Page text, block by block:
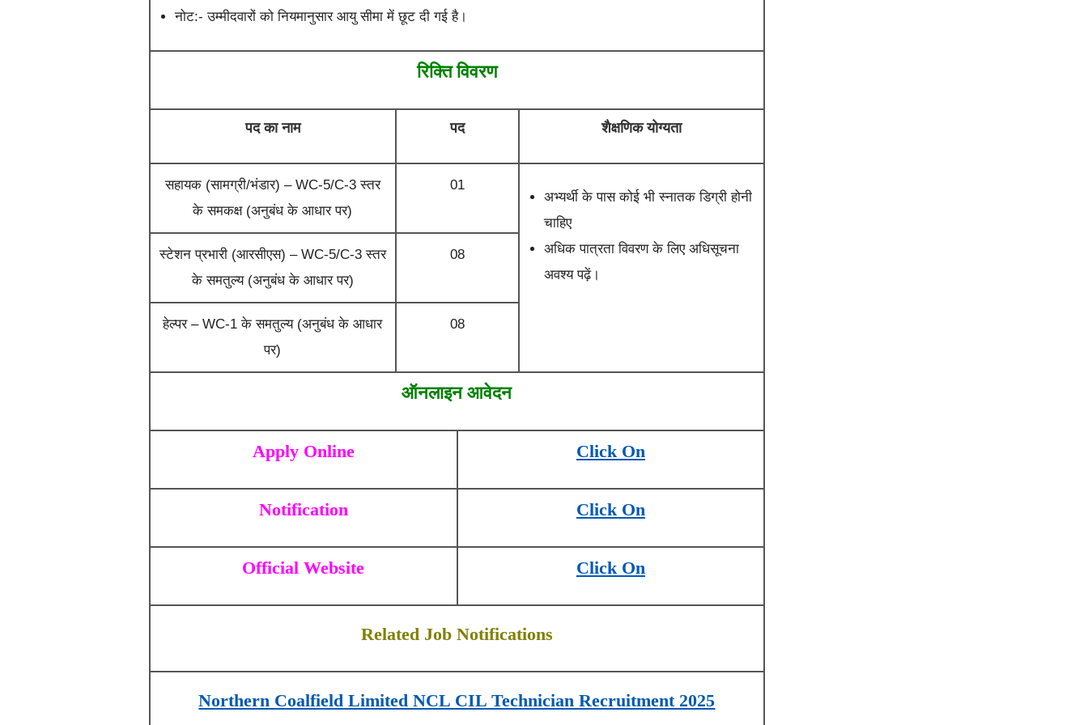
नोट:- उम्मीदवारों को नियमानुसार आयु सीमा में छूट दी गई है।
रिक्ति विवरण
पद का नाम पद शैक्षणिक योग्यता
सहायक (सामग्री/भंडार) – WC-5/C-3 स्तर
के समकक्ष (अनुबंध के आधार पर)
01
अभ्यर्थी के पास कोई भी स्नातक डिग्री होनी
चाहिए
अधिक पात्रता विवरण के लिए अधिसूचना
अवश्य पढ़ें।
स्टेशन प्रभारी (आरसीएस) – WC-5/C-3 स्तर
के समतुल्य (अनुबंध के आधार पर)
08
हेल्पर – WC-1 के समतुल्य (अनुबंध के आधार
पर)
08
ऑनलाइन आवेदन
Apply Online Click On
Notification Click On
Official Website Click On
Related Job Notifications
Northern Coalfield Limited NCL CIL Technician Recruitment 2025